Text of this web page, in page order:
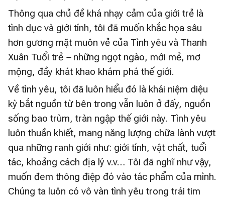
Thông qua chủ đề khá nhạy cảm của giới trẻ là
tình dục và giới tính, tôi đã muốn khắc họa sâu
hơn gương mặt muôn vẻ của Tình yêu và Thanh
Xuân Tuổi trẻ – những ngọt ngào, mới mẻ, mơ
mộng, đầy khát khao khám phá thế giới.
Về tình yêu, tôi đã luôn hiểu đó là khái niệm diệu
kỳ bắt nguồn từ bên trong vẫn luôn ở đấy, nguồn
sống bao trùm, tràn ngập thế giới này. Tình yêu
luôn thuần khiết, mang năng lượng chữa lành vượt
qua những ranh giới như: giới tính, vật chất, tuổi
tác, khoảng cách địa lý v.v… Tôi đã nghĩ như vậy,
muốn đem thông điệp đó vào tác phẩm của mình.
Chúng ta luôn có vô vàn tình yêu trong trái tim